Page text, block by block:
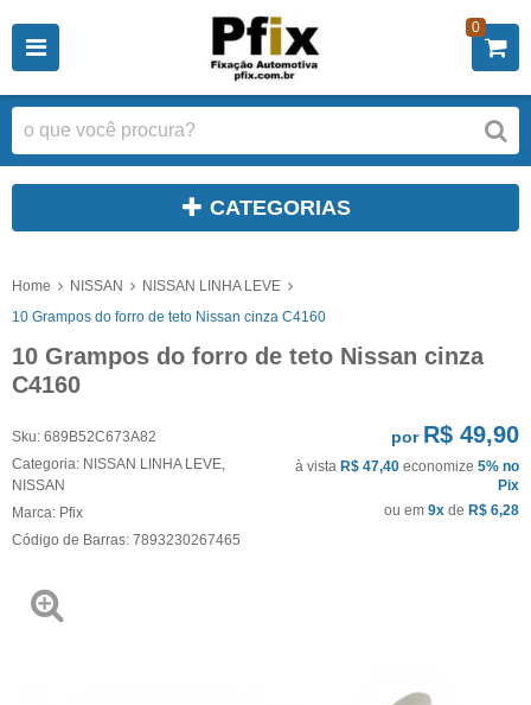
0
CATEGORIAS
Home NISSAN
NISSAN LINHA LEVE
10 Grampos do forro de teto Nissan cinza C4160
10 Grampos do forro de teto Nissan cinza
C4160
Sku: 689B52C673A82
Categoria: NISSAN LINHA LEVE
NISSAN
Marca: Pfix
Código de Barras: 7893230267465
por R$ 49,90
à vista R$ 47,40 economize 5% no
Pix
ou em 9x de R$ 6,28